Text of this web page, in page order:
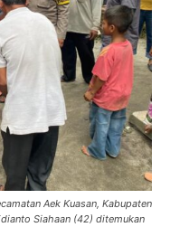
Aek Kuasan, Kabupaten
Siahaan (42) ditemukan